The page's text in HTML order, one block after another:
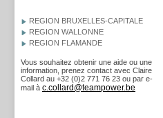
REGION BRUXELLES-CAPITALE
REGION WALLONNE
REGION FLAMANDE
Vous souhaitez obtenir une aide ou une
information, prenez contact avec Claire
Collard au +32 (0)2 771 76 23 ou par e-
mail à c.collard@teampower.be